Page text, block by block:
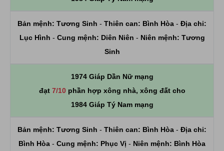
Bản mệnh: Tương Sinh - Thiên can: Bình Hòa - Địa chi:
Lục Hình - Cung mệnh: Diên Niên - Niên mệnh: Tương
Sinh
1974 Giáp Dần Nữ mạng
đạt 7/10phần hợp xông nhà, xông đất cho
1984 Giáp Tý Nam mạng
Bản mệnh: Tương Sinh - Thiên can: Bình Hòa - Địa chi:
Bình Hòa - Cung mệnh: Phục Vị - Niên mệnh: Bình Hòa